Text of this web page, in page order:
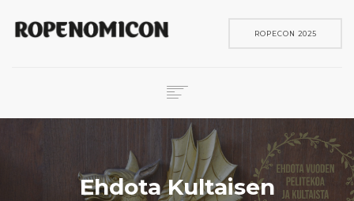
ROPECON 2025
Ehdota Kultaisen